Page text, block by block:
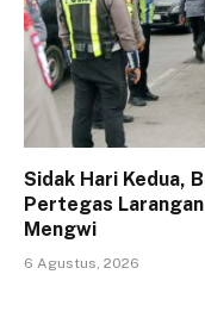
Sidak Hari Kedua,
Pertegas
Mengwi
6 Agustus, 2026